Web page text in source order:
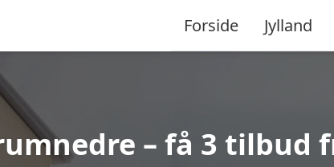
Forside Jylland
– få 3 tilbud